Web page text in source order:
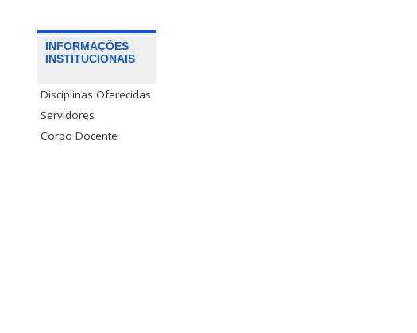
INFORMAÇÕES
INSTITUCIONAIS
Disciplinas Oferecidas
Servidores
Corpo Docente